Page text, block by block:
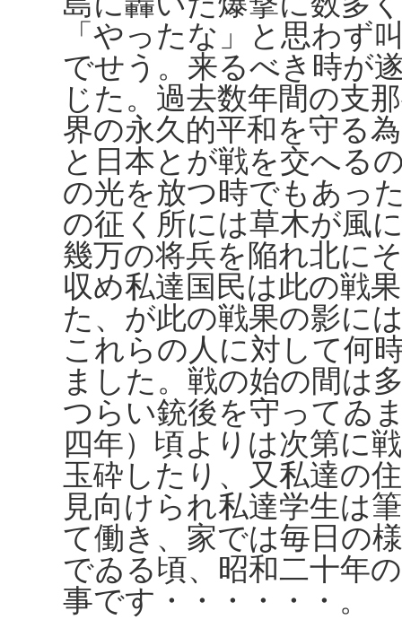
「やったな」と思わず
でせう。来るべき時が
じた。過去数年間の支
界の永久的平和を守る
と日本とが戦を交へる
の光を放つ時でもあっ
の征く所には草木が風
幾万の将兵を陥れ北に
収め私達国民は此の戦
た、が此の戦果の影に
これらの人に対して何
ました。戦の始の間は
つらい銃後を守ってゐ
四年）頃よりは次第に
玉砕したり、又私達の
見向けられ私達学生は
て働き、家では毎日の
でゐる頃、昭和二十年
事です・・・・・・。